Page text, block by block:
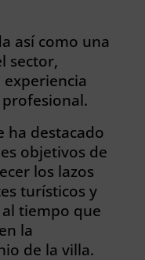
así como una
sector,
ha destacado
objetivos de
los lazos
turísticos y
tiempo que
la
de la villa.